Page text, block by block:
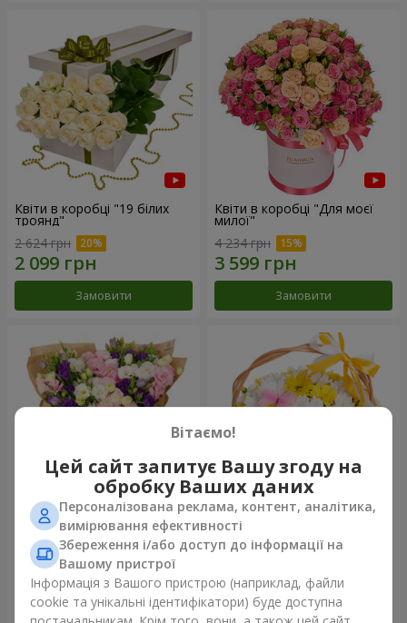
Квіти в коробці "19 білих
троянд"
2 624 грн
Замовити
Квіти в коробці "Для моєї
милої"
4 234 грн
Замовити
15 різнокольорових еустом
3 332 грн
Замовити
Кошик "Сонечко"
Замовити
Вітаємо!
Цей сайт запитує Вашу згоду на
обробку Ваших даних
Персоналізована реклама, контент, аналітика,
вимірювання ефективності
Збереження і/або доступ до інформації на
Вашому пристрої
Інформація з Вашого пристрою (наприклад, файли
cookie та унікальні ідентифікатори) буде доступна